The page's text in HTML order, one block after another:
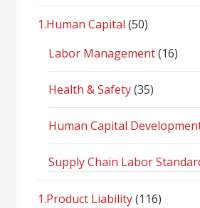
1.Human Capital (50)
Labor Management(16)
Health & Safety(35)
Human Capital
Supply Chain Labor
1.Product Liability(116)